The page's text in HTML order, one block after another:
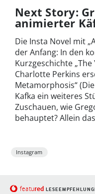
Next Story:
animierter
Die Insta Novel mit
der Anfang: In den
Kurzgeschichte
Charlotte Perkins
Metamorphosis“
Kafka ein weiteres
Zuschauen, wie
behauptet? Allein
Instagram
featured